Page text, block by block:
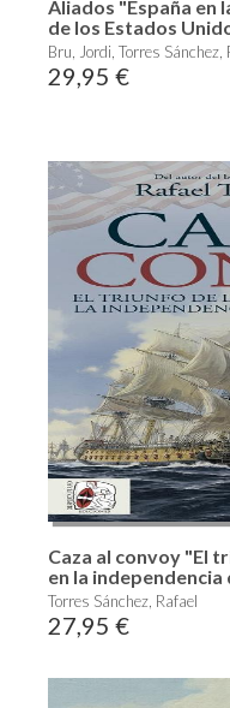
Aliados "España en
de los Estados
Bru, Jordi, Torres Sánchez,
29,95 €
Caza al convoy "El
en la
Torres Sánchez, Rafael
27,95 €